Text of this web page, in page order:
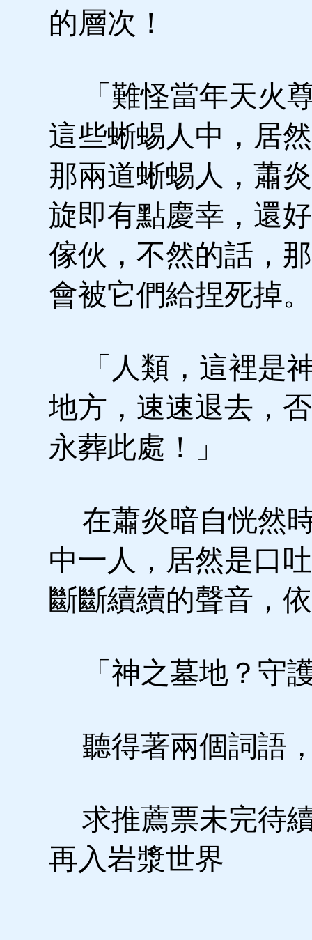
的層次！
「難怪當年天火
這些蜥蜴人中，居
那兩道蜥蜴人，蕭
旋即有點慶幸，還
傢伙，不然的話，
會被它們給捏死掉。
「人類，這裡是
地方，速速退去，
永葬此處！」
在蕭炎暗自恍然
中一人，居然是口
斷斷續續的聲音，
「神之墓地？守
聽得著兩個詞語
求推薦票未完待
再入岩漿世界